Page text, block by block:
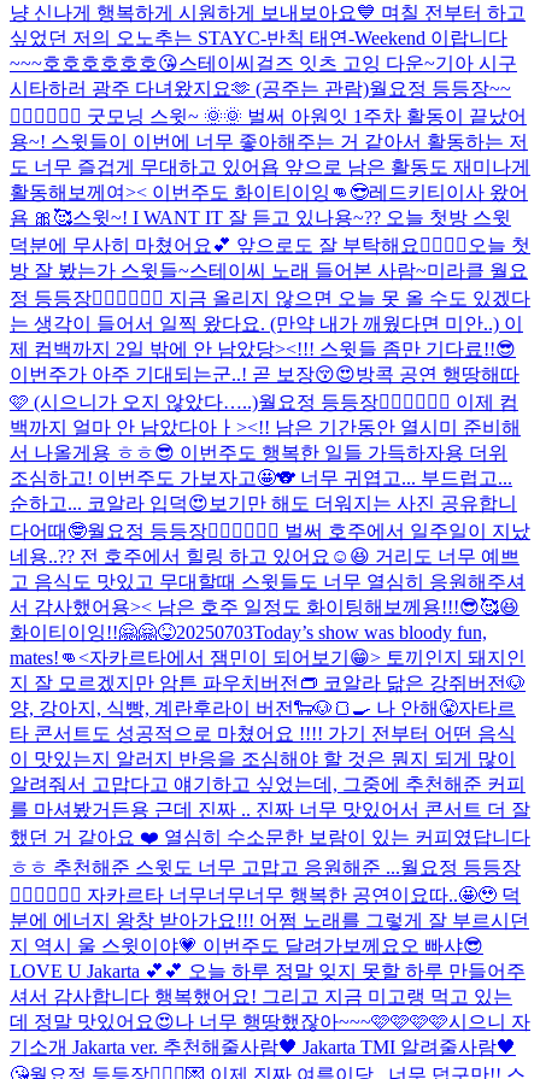
냥 신나게 행복하게 시원하게 보내보아요💙 며칠 전부터 하고
싶었던 저의 오노추는 STAYC-반칙 태연-Weekend 이랍니다
~~~호호호호호호😘스테이씨걸즈 잇츠 고잉 다운~기아 시구
시타하러 광주 다녀왔지요🫶 (공주는 관람)월요정 등등장~~
🧚🏻‍♀️🧚🏻‍♀️ 굿모닝 스윗~ 🌞🌞 벌써 아원잇 1주차 활동이 끝났어
용~! 스윗들이 이번에 너무 좋아해주는 거 같아서 활동하는 저
도 너무 즐겁게 무대하고 있어욥 앞으로 남은 활동도 재미나게
활동해보께여>< 이번주도 화이티이잉👊😎레드키티이사 왔어
욤 🎀🥰스윗~! I WANT IT 잘 듣고 있나용~?? 오늘 첫방 스윗
덕분에 무사히 마쳤어요💕 앞으로도 잘 부탁해요❤️‍🔥❤️‍🔥 오늘 첫
방 잘 봤는가 스윗들~스테이씨 노래 들어본 사람~미라클 월요
정 등등장🧚🏻‍♀️🧚🏻‍♀️ 지금 올리지 않으면 오늘 못 올 수도 있겠다
는 생각이 들어서 일찍 왔다요. (만약 내가 깨웠다면 미안..) 이
제 컴백까지 2일 밖에 안 남았당><!!! 스윗들 좀만 기다료!!😎
이번주가 아주 기대되는군..! 곧 보장😚😍방콕 공연 행땅해따
🩷 (시으니가 오지 않았다…..)월요정 등등장🧚🏻‍♀️🧚🏻‍♀️ 이제 컴
백까지 얼마 안 남았다아ㅏ><!! 남은 기간동안 열시미 준비해
서 나올게용 ㅎㅎ😎 이번주도 행복한 일들 가득하자용 더위
조심하고! 이번주도 가보자고🤩🐨 너무 귀엽고... 부드럽고...
순하고... 코알라 입덕😍 보기만 해도 더워지는 사진 공유합니
다어때🤓월요정 등등장🧚🏻‍♀️🧚🏻‍♀️ 벌써 호주에서 일주일이 지났
네용..?? 전 호주에서 힐링 하고 있어요☺️😆 거리도 너무 예쁘
고 음식도 맛있고 무대할때 스윗들도 너무 열심히 응원해주셔
서 감사했어용>< 남은 호주 일정도 화이팅해보께용!!!😎🥰😆
화이티이잉!!🤗🤗😝20250703Today’s show was bloody fun,
mates!👊<자카르타에서 잼민이 되어보기😁> 토끼인지 돼지인
지 잘 모르겠지만 암튼 파우치버전👝 코알라 닮은 강쥐버전🐶
양, 강아지, 식빵, 계란후라이 버전🐑🐶🍞🍳 나 안해😤자타르
타 콘서트도 성공적으로 마쳤어요 !!!! 가기 전부터 어떤 음식
이 맛있는지 알러지 반응을 조심해야 할 것은 뭔지 되게 많이
알려줘서 고맙다고 얘기하고 싶었는데, 그중에 추천해준 커피
를 마셔봤거든용 근데 진짜 .. 진짜 너무 맛있어서 콘서트 더 잘
했던 거 같아요 ❤️ 열심히 수소문한 보람이 있는 커피였답니다
ㅎㅎ 추천해준 스윗도 너무 고맙고 응원해준 ...월요정 등등장
🧚🏻‍♀️🧚🏻‍♀️ 자카르타 너무너무너무 행복한 공연이요따..🤩🥹 덕
분에 에너지 왕창 받아가요!!! 어쩜 노래를 그렇게 잘 부르시던
지 역시 울 스윗이야💗 이번주도 달려가보께요오 빠샤😎
LOVE U Jakarta 💕💕 오늘 하루 정말 잊지 못할 하루 만들어주
셔서 감사합니다 행복했어요! 그리고 지금 미고랭 먹고 있는
데 정말 맛있어요😍나 너무 행땅했잖아~~~🩷🩷🩷🩷시으니 자
기소개 Jakarta ver. 추천해줄사람🖤 Jakarta TMI 알려줄사람🖤
😘월요정 등등장🧚🏻‍♀️💌 이제 진짜 여름이당.. 너무 덥구만!! 스